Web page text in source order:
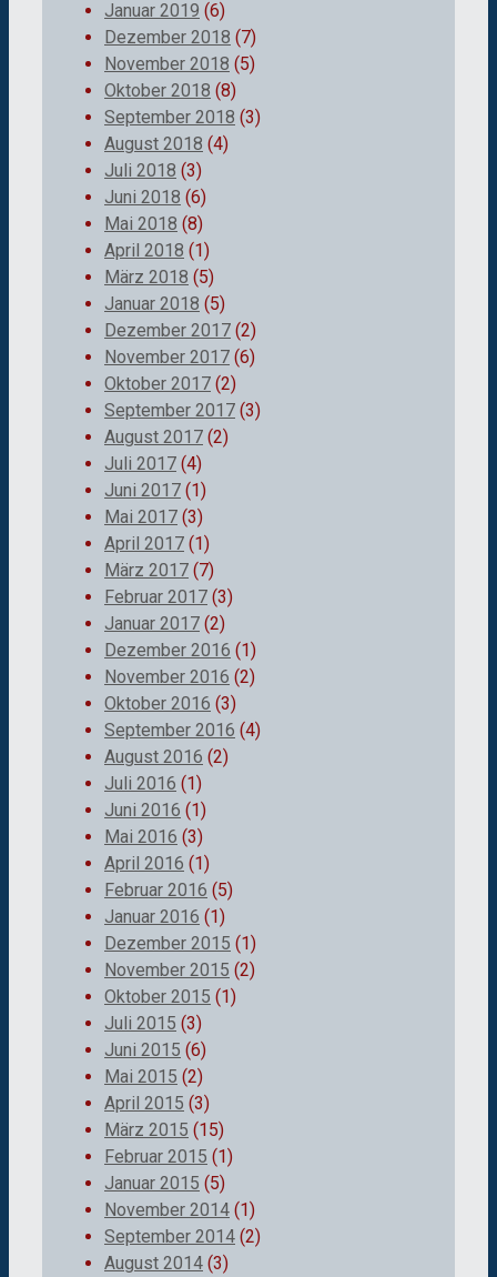
Januar 2019 (6)
Dezember 2018 (7)
November 2018 (5)
Oktober 2018 (8)
September 2018 (3)
August 2018 (4)
Juli 2018 (3)
Juni 2018 (6)
Mai 2018 (8)
April 2018 (1)
März 2018 (5)
Januar 2018 (5)
Dezember 2017 (2)
November 2017 (6)
Oktober 2017 (2)
September 2017 (3)
August 2017 (2)
Juli 2017 (4)
Juni 2017 (1)
Mai 2017 (3)
April 2017 (1)
März 2017 (7)
Februar 2017 (3)
Januar 2017 (2)
Dezember 2016 (1)
November 2016 (2)
Oktober 2016 (3)
September 2016 (4)
August 2016 (2)
Juli 2016 (1)
Juni 2016 (1)
Mai 2016 (3)
April 2016 (1)
Februar 2016 (5)
Januar 2016 (1)
Dezember 2015 (1)
November 2015 (2)
Oktober 2015 (1)
Juli 2015 (3)
Juni 2015 (6)
Mai 2015 (2)
April 2015 (3)
März 2015 (15)
Februar 2015 (1)
Januar 2015 (5)
November 2014 (1)
September 2014 (2)
August 2014 (3)